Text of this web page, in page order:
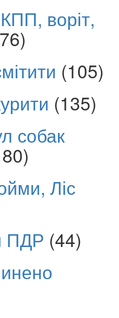
воріт,
(105)
(135)
собак
Ліс
ПДР (44)